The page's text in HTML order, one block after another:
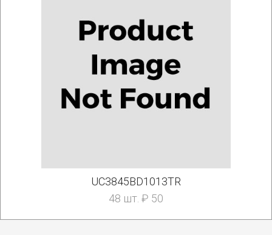
UC3845BD1013TR
48 шт. ₽ 50